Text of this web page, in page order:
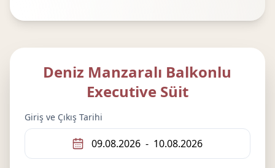
Deniz Manzaralı Balkonlu
Executive Süit
Giriş ve Çıkış Tarihi
09.08.2026 - 10.08.2026